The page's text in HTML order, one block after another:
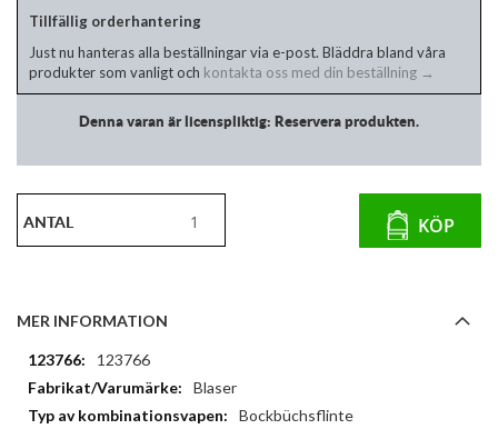
Tillfällig orderhantering
Just nu hanteras alla beställningar via e-post. Bläddra bland våra
produkter som vanligt och kontakta oss med din beställning →
Denna varan är licenspliktig: Reservera produkten.
ANTAL KÖP
MER INFORMATION
Mer
information
123766
Blaser
Bockbüchsflinte